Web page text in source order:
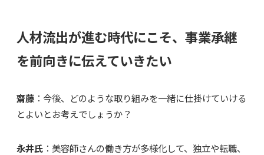
人材流出が進む時代にこそ、事業承継
を前向きに伝えていきたい
齋藤 ：今後、どのような取り組みを一緒に仕掛けていける
とよいとお考えでしょうか？
永井氏 ：美容師さんの働き方が多様化して、独立や転職、